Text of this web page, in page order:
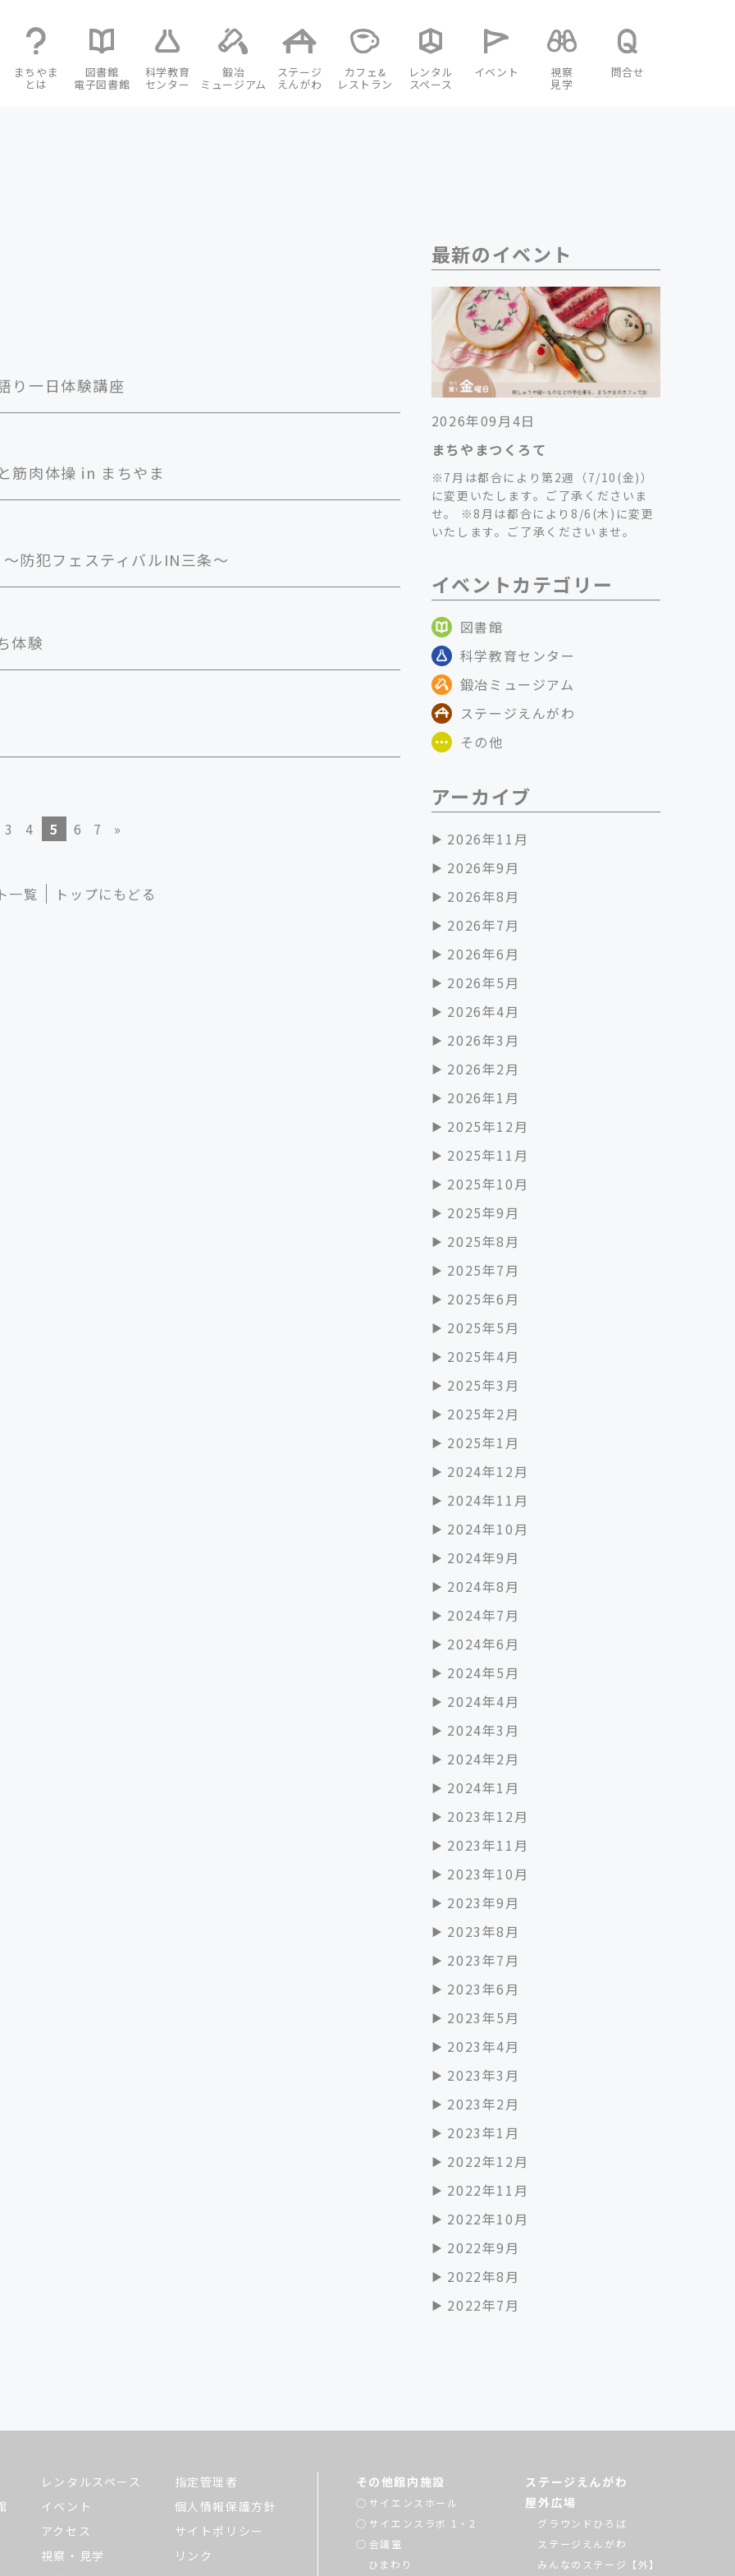
まちやま
とは
図書館
電子図書館
科学教育
センター
鍛冶
ミュージアム
ステージ
えんがわ
カフェ&
レストラン
レンタル
スペース
イベント 視察
見学
問合せ
り一日体験講座
筋肉体操 in まちやま
防犯フェスティバルIN三条～
体験
3 4 5 6 7 »
一覧 トップにもどる
最新のイベント
2026年09月4日
まちやまつくろて
※7月は都合により第2週（7/10(金)）
に変更いたします。ご了承くださいま
せ。 ※8月は都合により8/6(木)に変更
いたします。ご了承くださいませ。
イベントカテゴリー
図書館
科学教育センター
鍛冶ミュージアム
ステージえんがわ
その他
アーカイブ
2026年11月
2026年9月
2026年8月
2026年7月
2026年6月
2026年5月
2026年4月
2026年3月
2026年2月
2026年1月
2025年12月
2025年11月
2025年10月
2025年9月
2025年8月
2025年7月
2025年6月
2025年5月
2025年4月
2025年3月
2025年2月
2025年1月
2024年12月
2024年11月
2024年10月
2024年9月
2024年8月
2024年7月
2024年6月
2024年5月
2024年4月
2024年3月
2024年2月
2024年1月
2023年12月
2023年11月
2023年10月
2023年9月
2023年8月
2023年7月
2023年6月
2023年5月
2023年4月
2023年3月
2023年2月
2023年1月
2022年12月
2022年11月
2022年10月
2022年9月
2022年8月
2022年7月
レンタルスペース
イベント
アクセス
視察・見学
指定管理者
個人情報保護方針
サイトポリシー
リンク
その他館内施設
サイエンスホール
サイエンスラボ 1・2
会議室
ひまわり
ステージえんがわ
屋外広場
グラウンドひろば
ステージえんがわ
みんなのステージ【外】